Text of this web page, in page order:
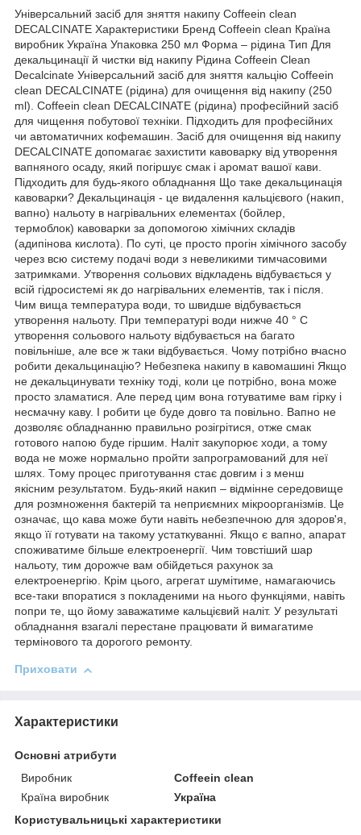
Універсальний засіб для зняття накипу Coffeein clean
DECALCINATE Характеристики Бренд Coffeein clean Країна
виробник Україна Упаковка 250 мл Форма – рідина Тип Для
декальцинації й чистки від накипу Рідина Coffeein Clean
Decalcinate Універсальний засіб для зняття кальцію Coffeein
clean DECALCINATE (рідина) для очищення від накипу (250
ml). Coffeein clean DECALCINATE (рідина) професійний засіб
для чищення побутової техніки. Підходить для професійних
чи автоматичних кофемашин. Засіб для очищення від накипу
DECALCINATE допомагає захистити кавоварку від утворення
вапняного осаду, який погіршує смак і аромат вашої кави.
Підходить для будь-якого обладнання Що таке декальцинація
кавоварки? Декальцинація - це видалення кальцієвого (накип,
вапно) нальоту в нагрівальних елементах (бойлер,
термоблок) кавоварки за допомогою хімічних складів
(адипінова кислота). По суті, це просто прогін хімічного засобу
через всю систему подачі води з невеликими тимчасовими
затримками. Утворення сольових відкладень відбувається у
всій гідросистемі як до нагрівальних елементів, так і після.
Чим вища температура води, то швидше відбувається
утворення нальоту. При температурі води нижче 40 ° C
утворення сольового нальоту відбувається на багато
повільніше, але все ж таки відбувається. Чому потрібно вчасно
робити декальцинацію? Небезпека накипу в кавомашині Якщо
не декальцинувати техніку тоді, коли це потрібно, вона може
просто зламатися. Але перед цим вона готуватиме вам гірку і
несмачну каву. І робити це буде довго та повільно. Вапно не
дозволяє обладнанню правильно розігрітися, отже смак
готового напою буде гіршим. Наліт закупорює ходи, а тому
вода не може нормально пройти запрограмований для неї
шлях. Тому процес приготування стає довгим і з менш
якісним результатом. Будь-який накип – відмінне середовище
для розмноження бактерій та неприємних мікроорганізмів. Це
означає, що кава може бути навіть небезпечною для здоров'я,
якщо її готувати на такому устаткуванні. Якщо є вапно, апарат
споживатиме більше електроенергії. Чим товстіший шар
нальоту, тим дорожче вам обійдеться рахунок за
електроенергію. Крім цього, агрегат шумітиме, намагаючись
все-таки впоратися з покладеними на нього функціями, навіть
попри те, що йому заважатиме кальцієвий наліт. У результаті
обладнання взагалі перестане працювати й вимагатиме
термінового та дорогого ремонту.
Приховати
Характеристики
Основні атрибути
Виробник
Сoffeein clean
Країна виробник
Україна
Користувальницькі характеристики